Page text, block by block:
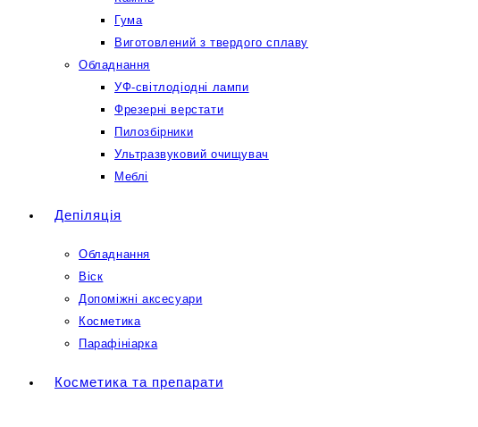
Гума
Виготовлений з твердого сплаву
Обладнання
УФ-світлодіодні лампи
Фрезерні верстати
Пилозбірники
Ультразвуковий очищувач
Меблі
Депіляція
Обладнання
Віск
Допоміжні аксесуари
Косметика
Парафініарка
Косметика та препарати